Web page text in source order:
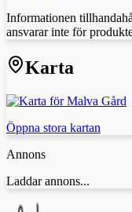
Informationen
ansvarar inte för
Karta
Öppna stora kartan
Annons
Laddar annons...